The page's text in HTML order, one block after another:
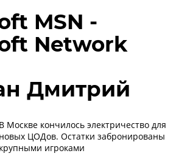
MSN -
Network
Дмитрий
В Москве кончилось электричество для
новых ЦОДов. Остатки забронированы
крупными игроками